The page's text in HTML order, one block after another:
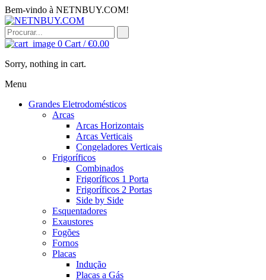
Bem-vindo à NETNBUY.COM!
0 Cart /€0.00
Sorry, nothing in cart.
Menu
Grandes Eletrodomésticos
Arcas
Arcas Horizontais
Arcas Verticais
Congeladores Verticais
Frigoríficos
Combinados
Frigoríficos 1 Porta
Frigoríficos 2 Portas
Side by Side
Esquentadores
Exaustores
Fogões
Fornos
Placas
Indução
Placas a Gás